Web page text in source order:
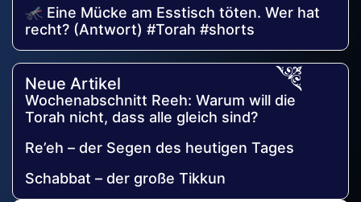
🦟 Eine Mücke am Esstisch töten. Wer hat
recht? (Antwort) #Torah #shorts
Neue Artikel
Wochenabschnitt Reeh: Warum will die
Torah nicht, dass alle gleich sind?
Re’eh – der Segen des heutigen Tages
Schabbat – der große Tikkun